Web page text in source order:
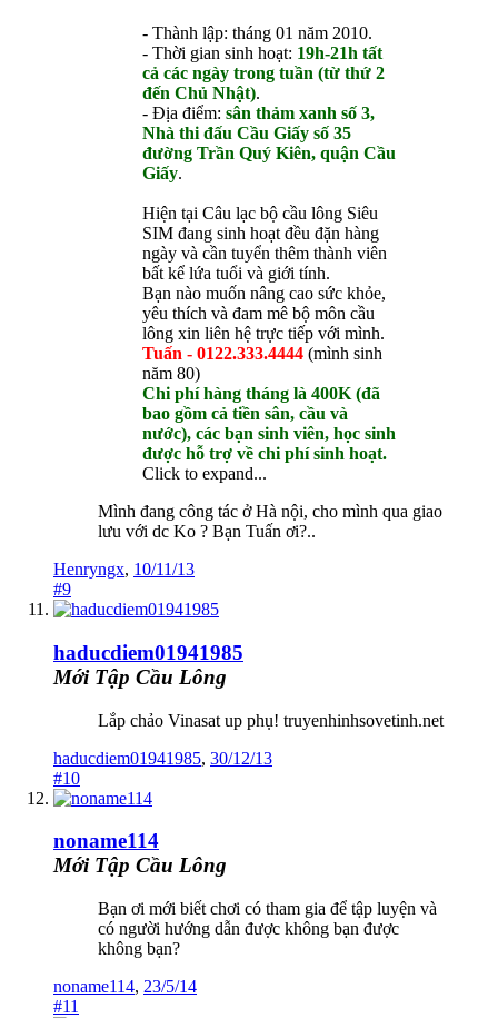
- Thành lập: tháng 01 năm 2010.
- Thời gian sinh hoạt: 19h-21h tất
cả các ngày trong tuần (từ thứ 2
đến Chủ Nhật).
- Địa điểm: sân thảm xanh số 3,
Nhà thi đấu Cầu Giấy số 35
đường Trần Quý Kiên, quận Cầu
Giấy.
Hiện tại Câu lạc bộ cầu lông Siêu
SIM đang sinh hoạt đều đặn hàng
ngày và cần tuyển thêm thành viên
bất kể lứa tuổi và giới tính.
Bạn nào muốn nâng cao sức khỏe,
yêu thích và đam mê bộ môn cầu
lông xin liên hệ trực tiếp với mình.
Tuấn - 0122.333.4444 (mình sinh
năm 80)
Chi phí hàng tháng là 400K (đã
bao gồm cả tiền sân, cầu và
nước), các bạn sinh viên, học sinh
được hỗ trợ về chi phí sinh hoạt.
Click to expand...
Mình đang công tác ở Hà nội, cho mình qua giao
lưu với dc Ko ? Bạn Tuấn ơi?..
Henryngx, 10/11/13
#9
haducdiem01941985
Mới Tập Cầu Lông
Lắp chảo Vinasat up phụ! truyenhinhsovetinh.net
haducdiem01941985, 30/12/13
#10
noname114
Mới Tập Cầu Lông
Bạn ơi mới biết chơi có tham gia để tập luyện và
có người hướng dẫn được không bạn được
không bạn?
noname114, 23/5/14
#11